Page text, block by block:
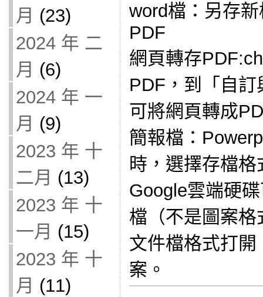
月 (23)
2024 年 二
月 (6)
2024 年 一
月 (9)
2023 年 十
二月 (13)
2023 年 十
一月 (15)
2023 年 十
月 (11)
word檔：另存
PDF
網頁轉存
PDF，到「自
可將網頁轉成
簡報檔：
時，選擇存檔格
Google雲端硬
檔（不是圖案
文件檔格式打
案。